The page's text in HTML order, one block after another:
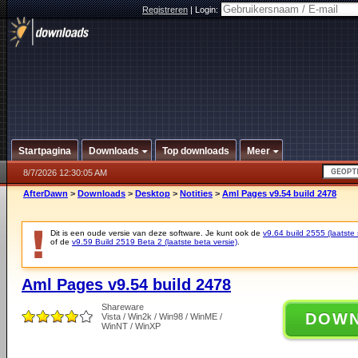
Registreren|Login:
Startpagina Downloads Top downloads Meer
8/7/2026 12:30:05 AM
AfterDawn > Downloads > Desktop > Notities > Aml Pages v9.54 build 2478
Dit is een oude versie van deze software. Je kunt ook de v9.64 build 2555 (laatste
of de v9.59 Build 2519 Beta 2 (laatste beta versie)
Aml Pages v9.54 build 2478
Shareware
Vista / Win2k / Win98 / WinME /
WinNT / WinXP